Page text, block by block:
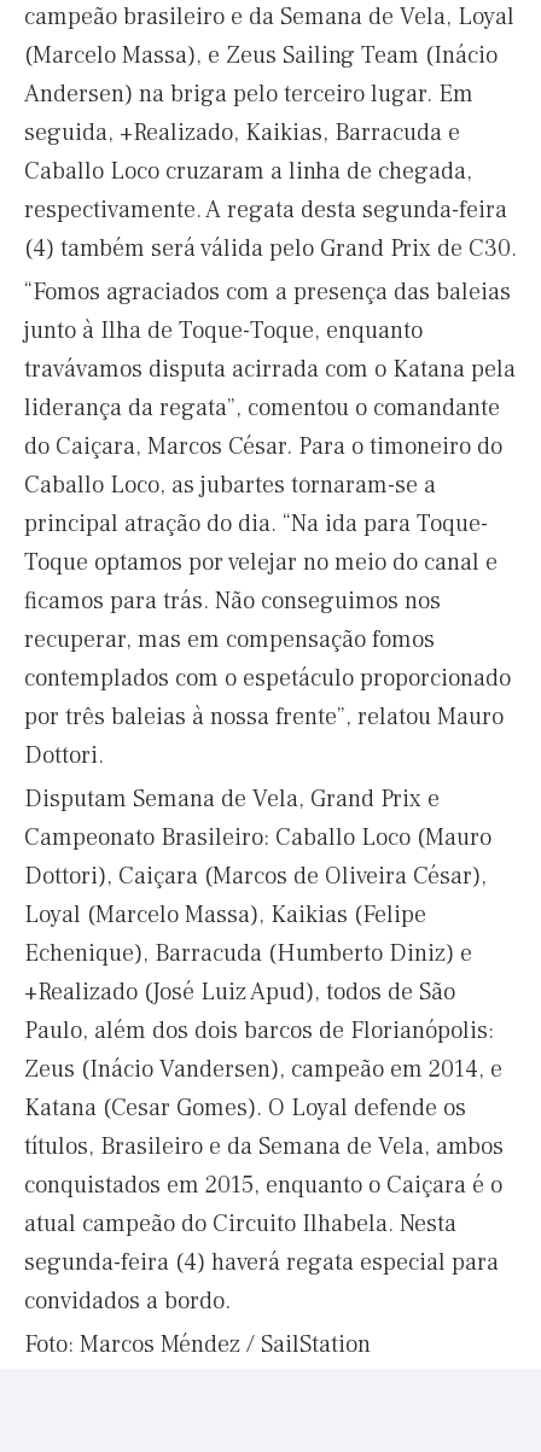
campeão brasileiro e da Semana de Vela, Loyal
(Marcelo Massa), e Zeus Sailing Team (Inácio
Andersen) na briga pelo terceiro lugar. Em
seguida, +Realizado, Kaikias, Barracuda e
Caballo Loco cruzaram a linha de chegada,
respectivamente. A regata desta segunda-feira
(4) também será válida pelo Grand Prix de C30.
“Fomos agraciados com a presença das baleias
junto à Ilha de Toque-Toque, enquanto
travávamos disputa acirrada com o Katana pela
liderança da regata”, comentou o comandante
do Caiçara, Marcos César. Para o timoneiro do
Caballo Loco, as jubartes tornaram-se a
principal atração do dia. “Na ida para Toque-
Toque optamos por velejar no meio do canal e
ficamos para trás. Não conseguimos nos
recuperar, mas em compensação fomos
contemplados com o espetáculo proporcionado
por três baleias à nossa frente”, relatou Mauro
Dottori.
Disputam Semana de Vela, Grand Prix e
Campeonato Brasileiro: Caballo Loco (Mauro
Dottori), Caiçara (Marcos de Oliveira César),
Loyal (Marcelo Massa), Kaikias (Felipe
Echenique), Barracuda (Humberto Diniz) e
+Realizado (José Luiz Apud), todos de São
Paulo, além dos dois barcos de Florianópolis:
Zeus (Inácio Vandersen), campeão em 2014, e
Katana (Cesar Gomes). O Loyal defende os
títulos, Brasileiro e da Semana de Vela, ambos
conquistados em 2015, enquanto o Caiçara é o
atual campeão do Circuito Ilhabela. Nesta
segunda-feira (4) haverá regata especial para
convidados a bordo.
Foto: Marcos Méndez / SailStation